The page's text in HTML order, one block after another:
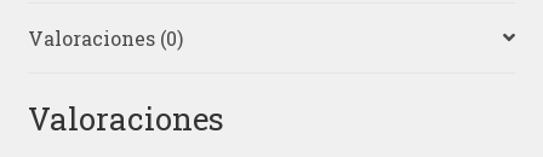
Valoraciones (0)
Valoraciones